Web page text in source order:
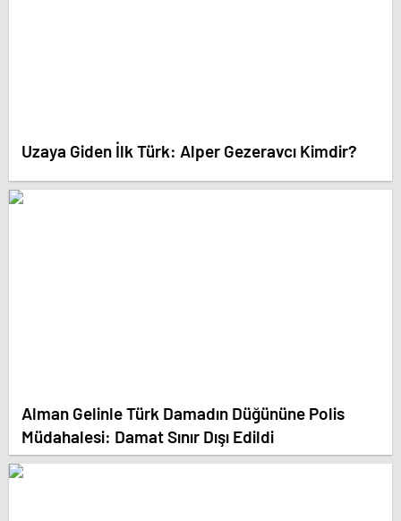
Uzaya Giden İlk Türk: Alper Gezeravcı Kimdir?
Alman Gelinle Türk Damadın Düğününe Polis
Müdahalesi: Damat Sınır Dışı Edildi